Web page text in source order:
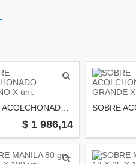
$ 1 986,14